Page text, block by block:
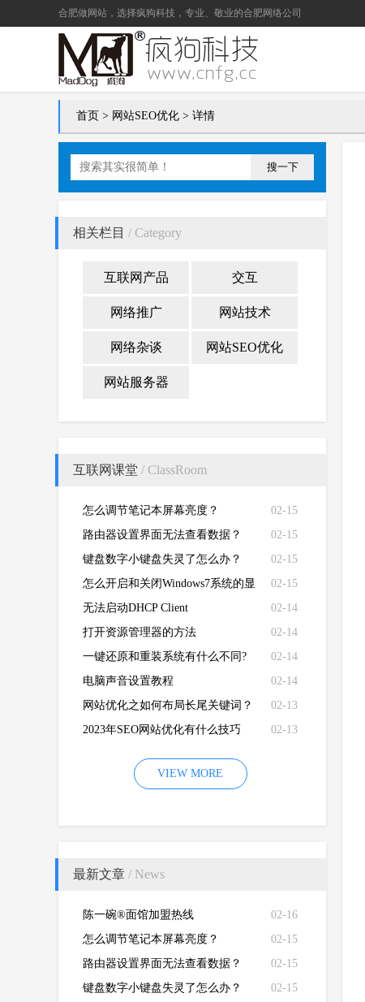
合肥做网站 ，选择疯狗科技，专业、敬业的合肥网络公司
首页 > 网站SEO优化 > 详情
搜一下
相关栏目 / Category
互联网产品 交互
网络推广 网站技术
网络杂谈 网站SEO优化
网站服务器
互联网课堂 / ClassRoom
02-15
怎么调节笔记本屏幕亮度？
02-15
路由器设置界面无法查看数据？
02-15
键盘数字小键盘失灵了怎么办？
02-15
怎么开启和关闭Windows7系统的显
卡硬件加速功能
02-14
无法启动DHCP Client
02-14
打开资源管理器的方法
02-14
一键还原和重装系统有什么不同?
02-14
电脑声音设置教程
02-13
网站优化之如何布局长尾关键词？
02-13
2023年SEO网站优化有什么技巧
VIEW MORE
最新文章 / News
02-16
陈一碗®面馆加盟热线
02-15
怎么调节笔记本屏幕亮度？
02-15
路由器设置界面无法查看数据？
02-15
键盘数字小键盘失灵了怎么办？